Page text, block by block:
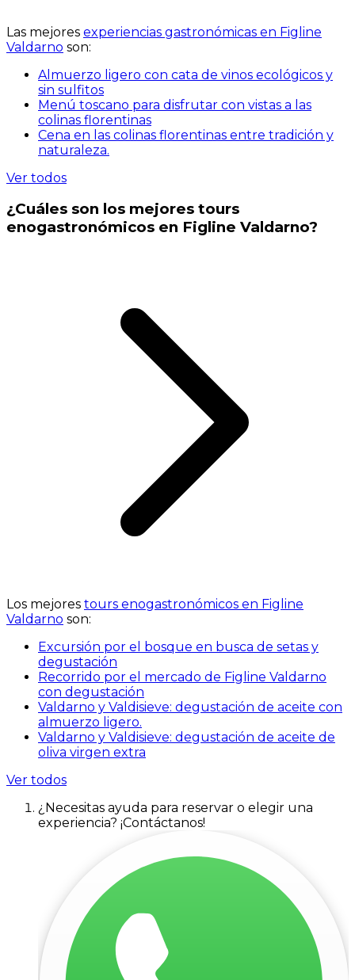
Las mejores experiencias gastronómicas en Figline
Valdarno son:
Almuerzo ligero con cata de vinos ecológicos y
sin sulfitos
Menú toscano para disfrutar con vistas a las
colinas florentinas
Cena en las colinas florentinas entre tradición y
naturaleza.
Ver todos
¿Cuáles son los mejores tours
enogastronómicos en Figline Valdarno?
Los mejores tours enogastronómicos en Figline
Valdarno son:
Excursión por el bosque en busca de setas y
degustación
Recorrido por el mercado de Figline Valdarno
con degustación
Valdarno y Valdisieve: degustación de aceite con
almuerzo ligero.
Valdarno y Valdisieve: degustación de aceite de
oliva virgen extra
Ver todos
¿Necesitas ayuda para reservar o elegir una
experiencia? ¡Contáctanos!